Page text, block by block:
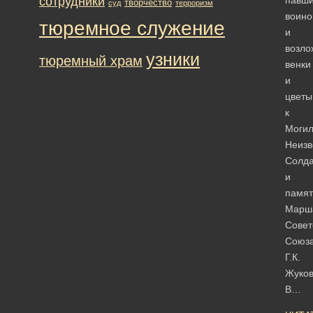
и
венки
и
цветы
к
и
Г.К.
В…
суд творчество терроризм
тюремное служение
тюремный храм узники